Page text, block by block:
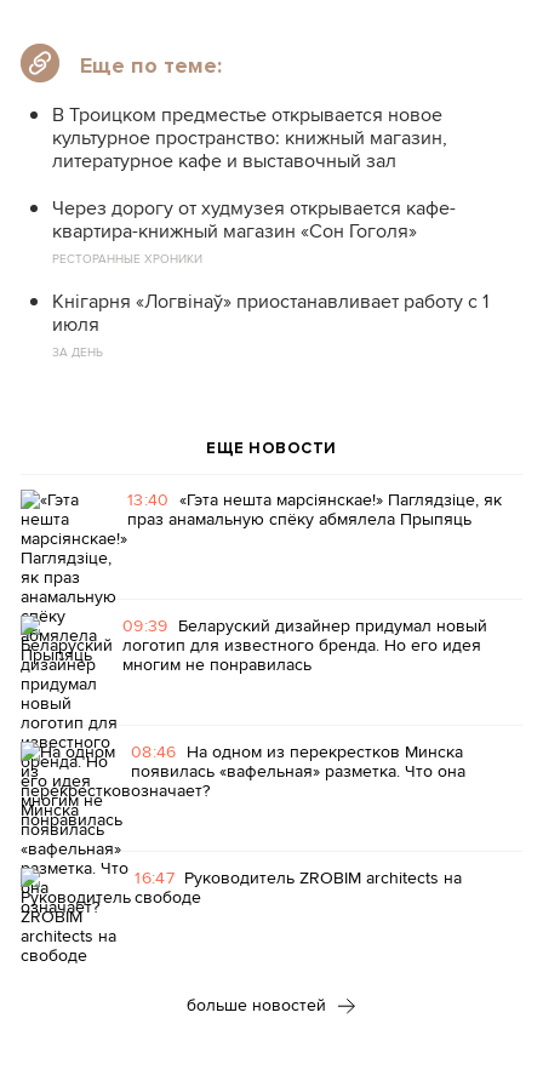
Еще по теме:
В Троицком предместье открывается новое
культурное пространство: книжный магазин,
литературное кафе и выставочный зал
Через дорогу от худмузея открывается кафе-
квартира-книжный магазин «Сон Гоголя»
РЕСТОРАННЫЕ ХРОНИКИ
Кнігарня «Логвінаў» приостанавливает работу с 1
июля
ЗА ДЕНЬ
ЕЩЕ НОВОСТИ
13:40 «Гэта нешта марсіянскае!» Паглядзіце, як
праз анамальную спёку абмялела Прыпяць
09:39 Беларуский дизайнер придумал новый
логотип для известного бренда. Но его идея
многим не понравилась
08:46 На одном из перекрестков Минска
появилась «вафельная» разметка. Что она
означает?
16:47 Руководитель ZROBIM architects на
свободе
больше новостей